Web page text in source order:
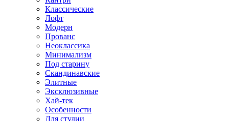
Классические
Лофт
Модерн
Прованс
Неоклассика
Минимализм
Под старину
Скандинавские
Элитные
Эксклюзивные
Хай-тек
Особенности
Для студии